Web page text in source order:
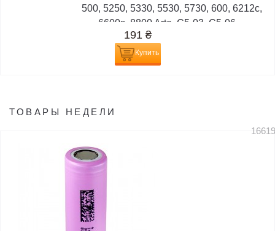
500, 5250, 5330, 5530, 5730, 600, 6212c,
6600s, 8800 Arte, C5-03, C5-06,...
191 ₴
Купить
ТОВАРЫ НЕДЕЛИ